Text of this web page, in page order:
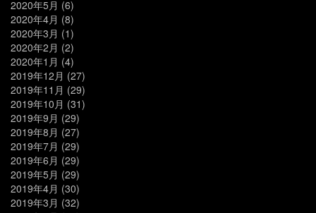
2020年5月 (6)
2020年4月 (8)
2020年3月 (1)
2020年2月 (2)
2020年1月 (4)
2019年12月 (27)
2019年11月 (29)
2019年10月 (31)
2019年9月 (29)
2019年8月 (27)
2019年7月 (29)
2019年6月 (29)
2019年5月 (29)
2019年4月 (30)
2019年3月 (32)